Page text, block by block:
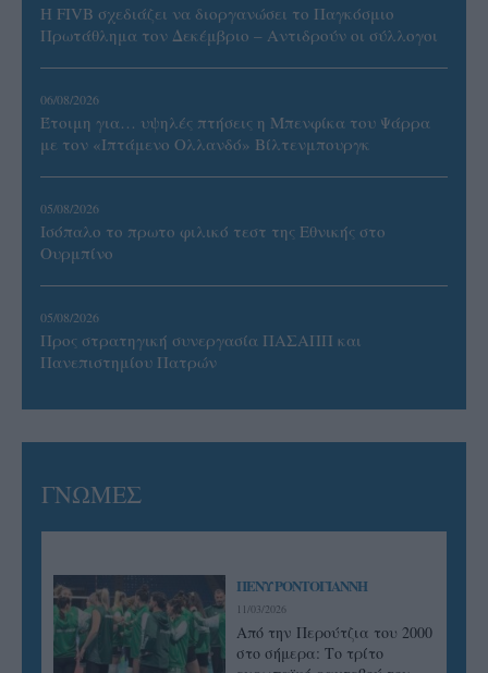
Η FIVB σχεδιάζει να διοργανώσει το Παγκόσμιο
Πρωτάθλημα τον Δεκέμβριο – Αντιδρούν οι σύλλογοι
06/08/2026
Έτοιμη για… υψηλές πτήσεις η Μπενφίκα του Ψάρρα
με τον «Ιπτάμενο Ολλανδό» Βίλτενμπουργκ
05/08/2026
Ισόπαλο το πρωτο φιλικό τεστ της Εθνικής στο
Ουρμπίνο
05/08/2026
Προς στρατηγική συνεργασία ΠΑΣΑΠΠ και
Πανεπιστημίου Πατρών
ΓΝΩΜΕΣ
ΠΕΝΥ ΡΟΝΤΟΓΙΑΝΝΗ
11/03/2026
Από την Περούτζια του 2000
στο σήμερα: Tο τρίτο